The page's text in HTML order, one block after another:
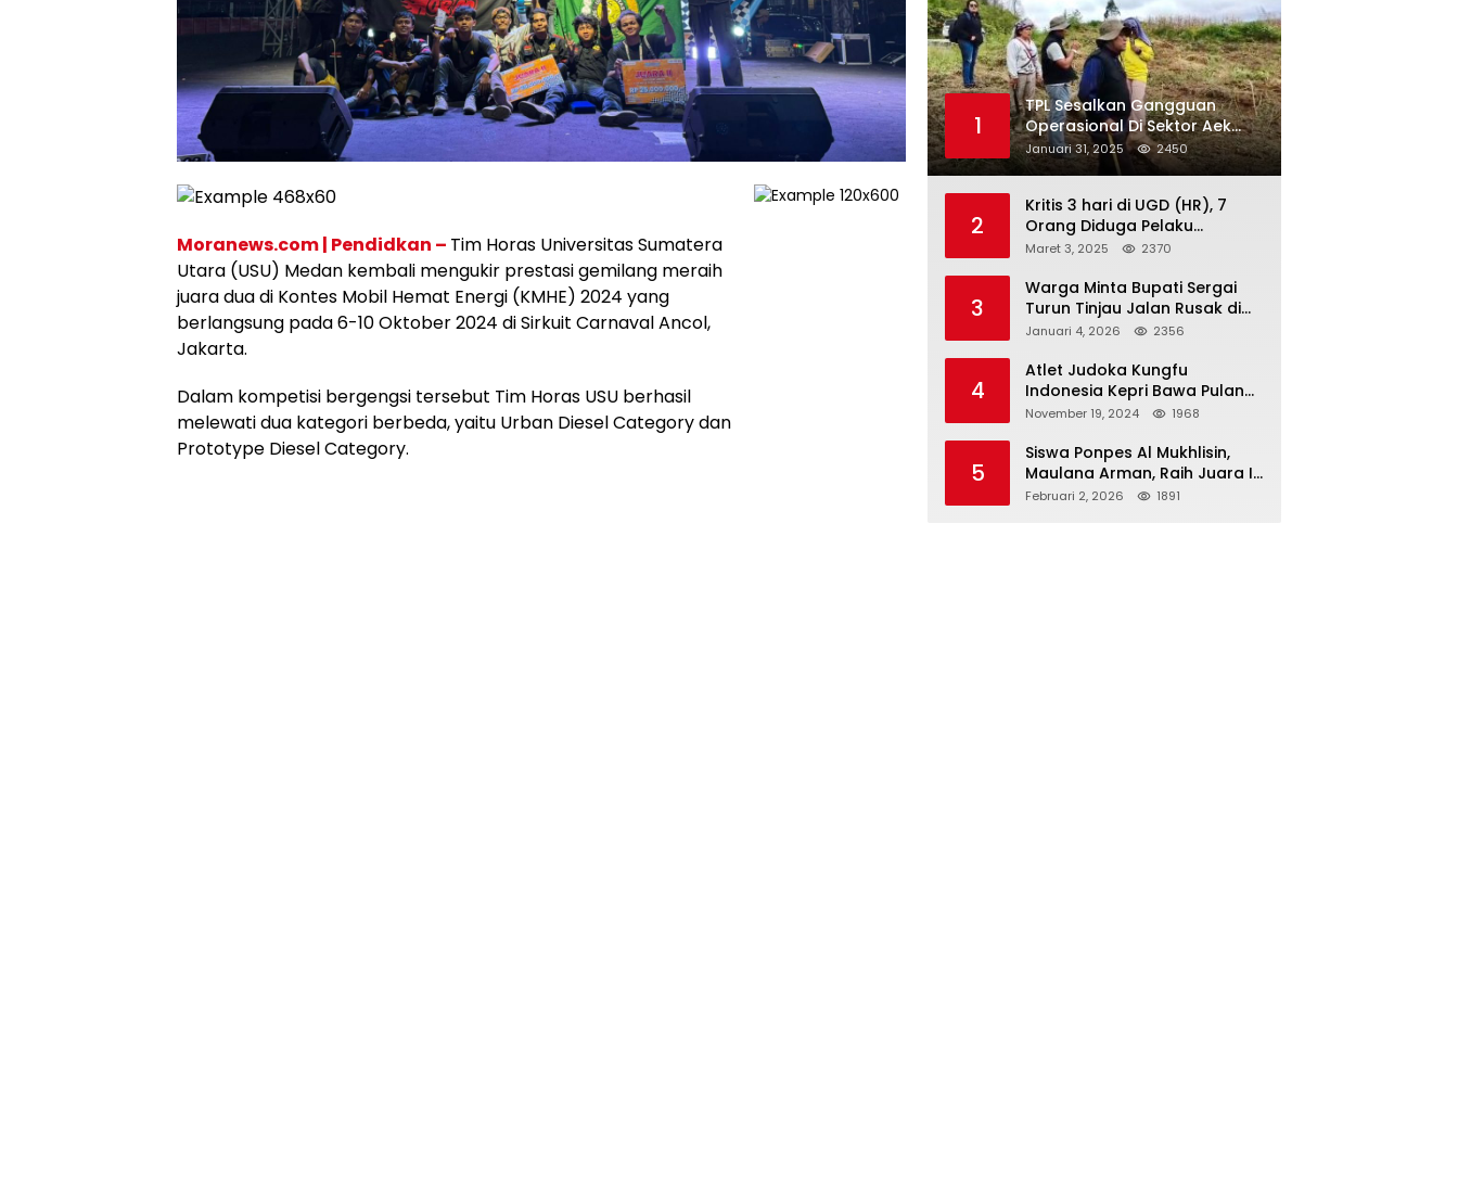
Moranews.com| Pendidkan – Tim Horas Universitas Sumatera
Utara (USU) Medan kembali mengukir prestasi gemilang meraih
juara dua di Kontes Mobil Hemat Energi (KMHE) 2024 yang
berlangsung pada 6-10 Oktober 2024 di Sirkuit Carnaval Ancol,
Jakarta.
Dalam kompetisi bergengsi tersebut Tim Horas USU berhasil
melewati dua kategori berbeda, yaitu Urban Diesel Category dan
Prototype Diesel Category.
1
TPL Sesalkan Gangguan
Operasional Di Sektor Aek
Nauli
Januari 31, 2025 2450
2
Kritis 3 hari di UGD (HR), 7
Orang Diduga Pelaku
Pengeroyokan di Lift KTV
Kantor Hukum JAP
Pertanyakan Kinerja Polresta
Tanjungpinang
Maret 3, 2025 2370
3
Warga Minta Bupati Sergai
Turun Tinjau Jalan Rusak di
Dusun 4 Desa Sei Periuk
Januari 4, 2026 2356
4
Atlet Judoka Kungfu
Indonesia Kepri Bawa Pulang
11 Medali Pra Fornas bogor, 3
November 19, 2024 1968
5
Siswa Ponpes Al Mukhlisin,
Maulana Arman, Raih Juara I
Taekwondo Junior Putra di
Februari 2, 2026 1891